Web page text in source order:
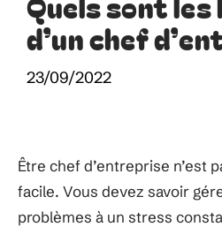
d’un chef
23/09/2022
Être chef d’entreprise n’est
facile. Vous devez savoir
problèmes à un stress